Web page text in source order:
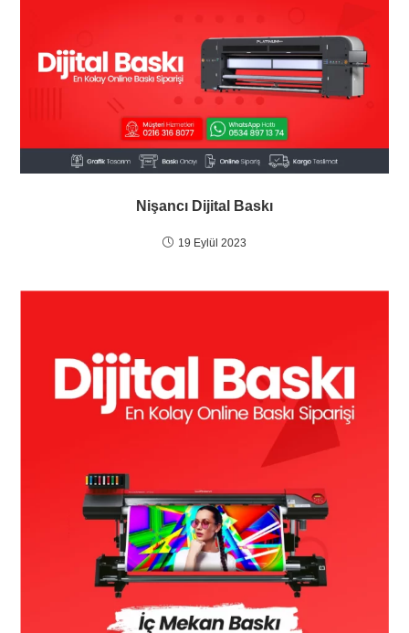
Nişancı Dijital Baskı
19 Eylül 2023